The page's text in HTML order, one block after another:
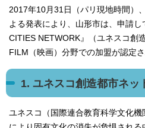
2017年10月31日（パリ現地時間）
よる発表により、山形市は、申請
CITIES NETWORK』（ユネスコ創
FILM（映画）分野での加盟が認定さ
1. ユネスコ創造都市ネッ
ユネスコ（国際連合教育科学文化